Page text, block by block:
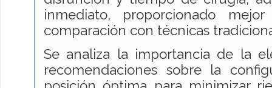
inmediato, proporcionado
comparación con técnicas
Se analiza la importancia de la
recomendaciones sobre la